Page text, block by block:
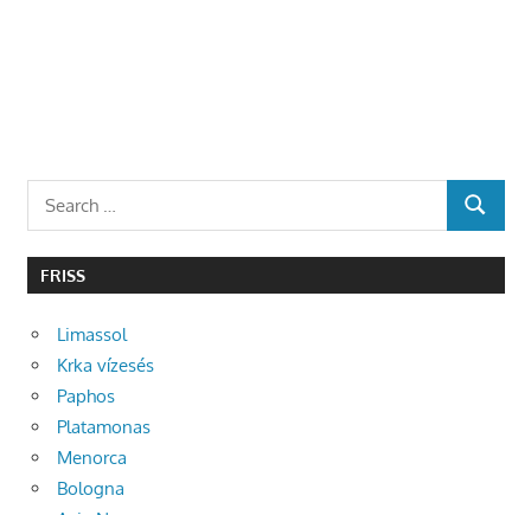
SEARCH
FRISS
Limassol
Krka vízesés
Paphos
Platamonas
Menorca
Bologna